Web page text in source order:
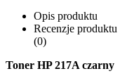
Opis produktu
Recenzje produktu
(0)
Toner HP 217A czarny